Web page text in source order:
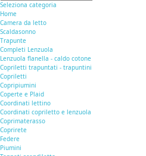
Seleziona categoria
Home
Camera da letto
Scaldasonno
Trapunte
Completi Lenzuola
Lenzuola flanella - caldo cotone
Copriletti trapuntati - trapuntini
Copriletti
Copripiumini
Coperte e Plaid
Coordinati lettino
Coordinati copriletto e lenzuola
Coprimaterasso
Coprirete
Federe
Piumini